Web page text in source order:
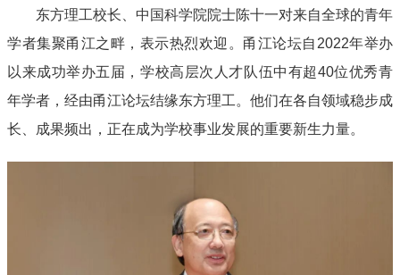
东方理工校长、中国科学院院士陈十一对来自全球的青年
学者集聚甬江之畔，表示热烈欢迎。甬江论坛自2022年举办
以来成功举办五届，学校高层次人才队伍中有超40位优秀青
年学者，经由甬江论坛结缘东方理工。他们在各自领域稳步成
长、成果频出，正在成为学校事业发展的重要新生力量。